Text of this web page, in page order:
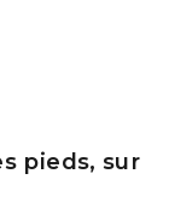
pieds, sur